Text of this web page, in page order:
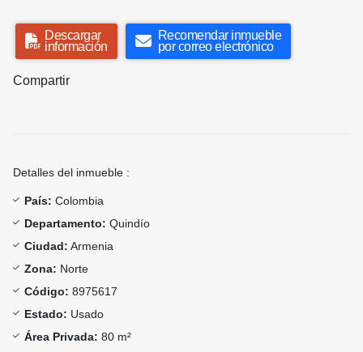
Descargar
información
Recomendar inmueble
por correo electrónico
Compartir
Detalles del inmueble :
País: Colombia
Departamento: Quindío
Ciudad: Armenia
Zona: Norte
Código: 8975617
Estado: Usado
Área Privada: 80 m²